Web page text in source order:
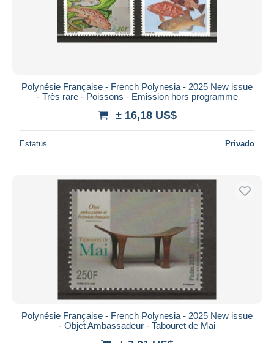
Polynésie Française - French Polynesia - 2025 New issue
- Très rare - Poissons - Emission hors programme
± 16,18 US$
Estatus Privado
Polynésie Française - French Polynesia - 2025 New issue
- Objet Ambassadeur - Tabouret de Mai